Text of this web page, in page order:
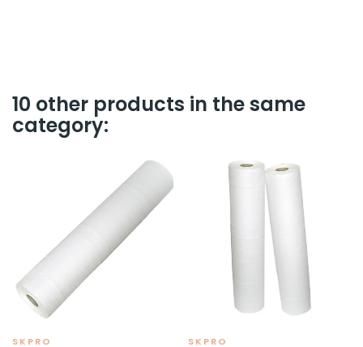
10 other products in the same
category:
SKPRO SKPRO